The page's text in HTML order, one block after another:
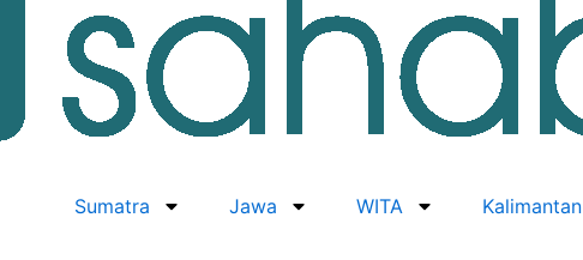
Sumatra Jawa WITA Kalimantan